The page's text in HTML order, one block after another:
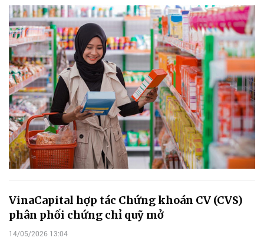
VinaCapital hợp tác Chứng khoán CV (CVS)
phân phối chứng chỉ quỹ mở
14/05/2026 13:04